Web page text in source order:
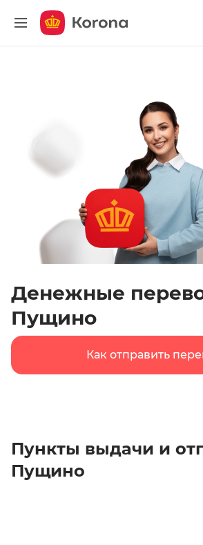
Денежные
Пущино
Как отправить
Пункты выдачи и
Пущино